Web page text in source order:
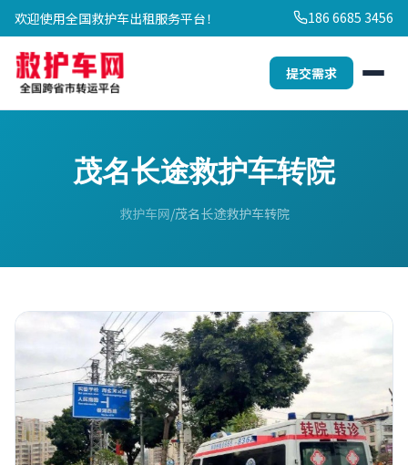
欢迎使用全国救护车出租服务平台！ 186 6685 3456
提交需求
茂名长途救护车转院
救护车网 茂名长途救护车转院